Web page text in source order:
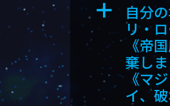
a
自分
リ・
《帝
棄し
《マ
イ、